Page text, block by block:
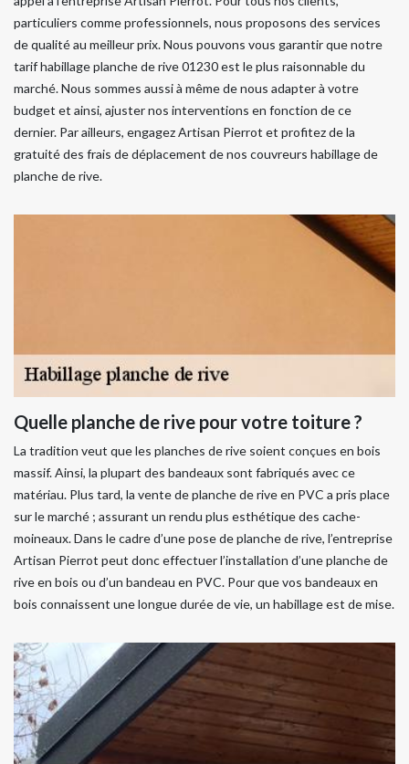
particuliers comme professionnels, nous proposons des services
de qualité au meilleur prix. Nous pouvons vous garantir que notre
tarif habillage planche de rive 01230 est le plus raisonnable du
marché. Nous sommes aussi à même de nous adapter à votre
budget et ainsi, ajuster nos interventions en fonction de ce
dernier. Par ailleurs, engagez Artisan Pierrot et profitez de la
gratuité des frais de déplacement de nos couvreurs habillage de
planche de rive.
Quelle planche de rive pour votre toiture ?
La tradition veut que les planches de rive soient conçues en bois
massif. Ainsi, la plupart des bandeaux sont fabriqués avec ce
matériau. Plus tard, la vente de planche de rive en PVC a pris place
sur le marché ; assurant un rendu plus esthétique des cache-
moineaux. Dans le cadre d’une pose de planche de rive, l’entreprise
Artisan Pierrot peut donc effectuer l’installation d’une planche de
rive en bois ou d’un bandeau en PVC. Pour que vos bandeaux en
bois connaissent une longue durée de vie, un habillage est de mise.